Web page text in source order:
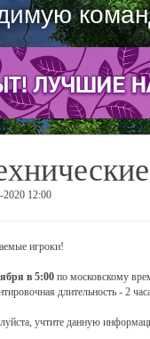
2020 12:00
игроки!
в 5:00 по московскому
длительность - 2
учтите данную